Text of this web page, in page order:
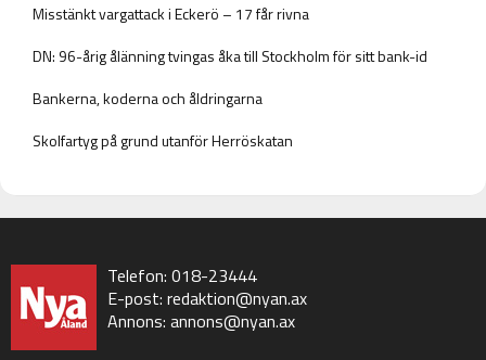
Misstänkt vargattack i Eckerö – 17 får rivna
DN: 96-årig ålänning tvingas åka till Stockholm för sitt bank-id
Bankerna, koderna och åldringarna
Skolfartyg på grund utanför Herröskatan
Telefon: 018-23444
E-post: redaktion@nyan.ax
Annons: annons@nyan.ax